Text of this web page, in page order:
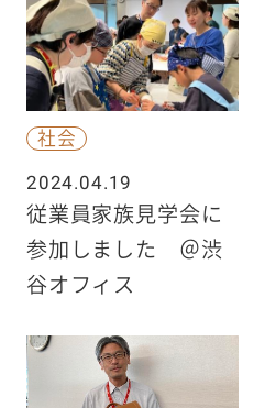
社会
2024.04.19
従業員家族見学会に
参加しました ＠渋
谷オフィス